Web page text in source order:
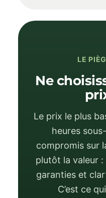
LE
Ne
Le prix le plus
heures
compromis sur
plutôt la valeur
garanties et
C’est ce